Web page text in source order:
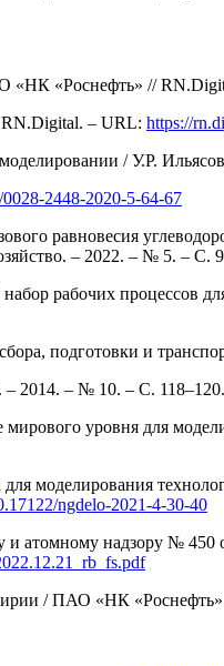
«НК «Роснефть» //
– URL: https://
/ У.Р.
2448-2020-5-64-67
равновесия
– 2022. – № 5. – С.
рабочих процессов
подготовки и
2014. – № 10. – С. 118–120.
уровня для
для моделирования
ngdelo-2021-4-30-40
атомному надзору №
/ ПАО «НК